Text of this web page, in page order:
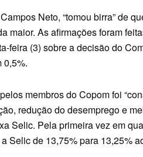
Neto, “tomou birra” de
maior. As afirmações foram
feira (3) sobre a decisão do
0,5%.
membros do Copom foi
redução do desemprego e
Selic. Pela primeira vez em
Selic de 13,75% para 13,25%